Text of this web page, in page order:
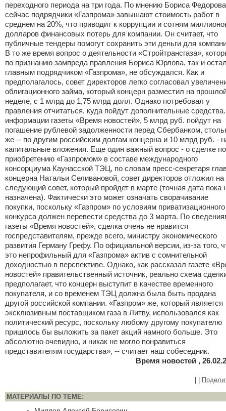
переходного периода на три года. По мнению Бориса
сейчас подрядчики «Газпрома» завышают стоимость работ в
среднем на 20%, что приводит к коррупции и сотням
долларов финансовых потерь для компании. Он считает, что
публичные тендеры помогут сохранить эти деньги для
В то же время вопрос о деятельности «Стройтрансгаза»,
по признанию зампреда правления Бориса Юрлова, так и
главным подрядчиком «Газпрома», не обсуждался. Как и
предполагалось, совет директоров легко согласовал
облигационного займа, который концерн разместил на
неделе, с 1 млрд до 1,75 млрд долл. Однако потребовал у
правления отчитаться, куда пойдут дополнительные
информации газеты «Время новостей», 5 млрд руб. пойдут на
погашение рублевой задолженности перед Сбербанком,
же -- по другим российским долгам концерна и 10 млрд руб. -
капитальные вложения. Еще один важный вопрос - о сделке по
приобретению «Газпромом» в составе международного
консорциума Каунасской ТЭЦ, по словам пресс-секретаря
концерна Натальи Селивановой, совет директоров отложил на
следующий совет, который пройдет в марте (точная дата пока
назначена). Фактически это может означать сворачивание
покупки, поскольку «Газпром» по условиям приватизационного
конкурса должен перевести средства до 3 марта. По
газеты «Время новостей», сделка очень не нравится
госпредставителям, прежде всего, министру экономического
развития Герману Грефу. По официальной версии, из-за того,
это непрофильный для «Газпрома» актив с сомнительной
доходностью в перспективе. Однако, как рассказал газете
новостей» правительственный источник, реально схема
предполагает, что концерн выступит в качестве временного
покупателя, и со временем ТЭЦ должна была быть продана
другой российской компании. «Газпром» же, который является
эксклюзивным поставщиком газа в Литву, использовался как
политический ресурс, поскольку любому другому покупателю
пришлось бы выложить за пакет акций намного больше. Это
абсолютно очевидно, и никак не могло понравиться
представителям государства», -- считает наш собеседник.
Время новостей ,
МАТЕРИАЛЫ ПО ТЕМЕ: